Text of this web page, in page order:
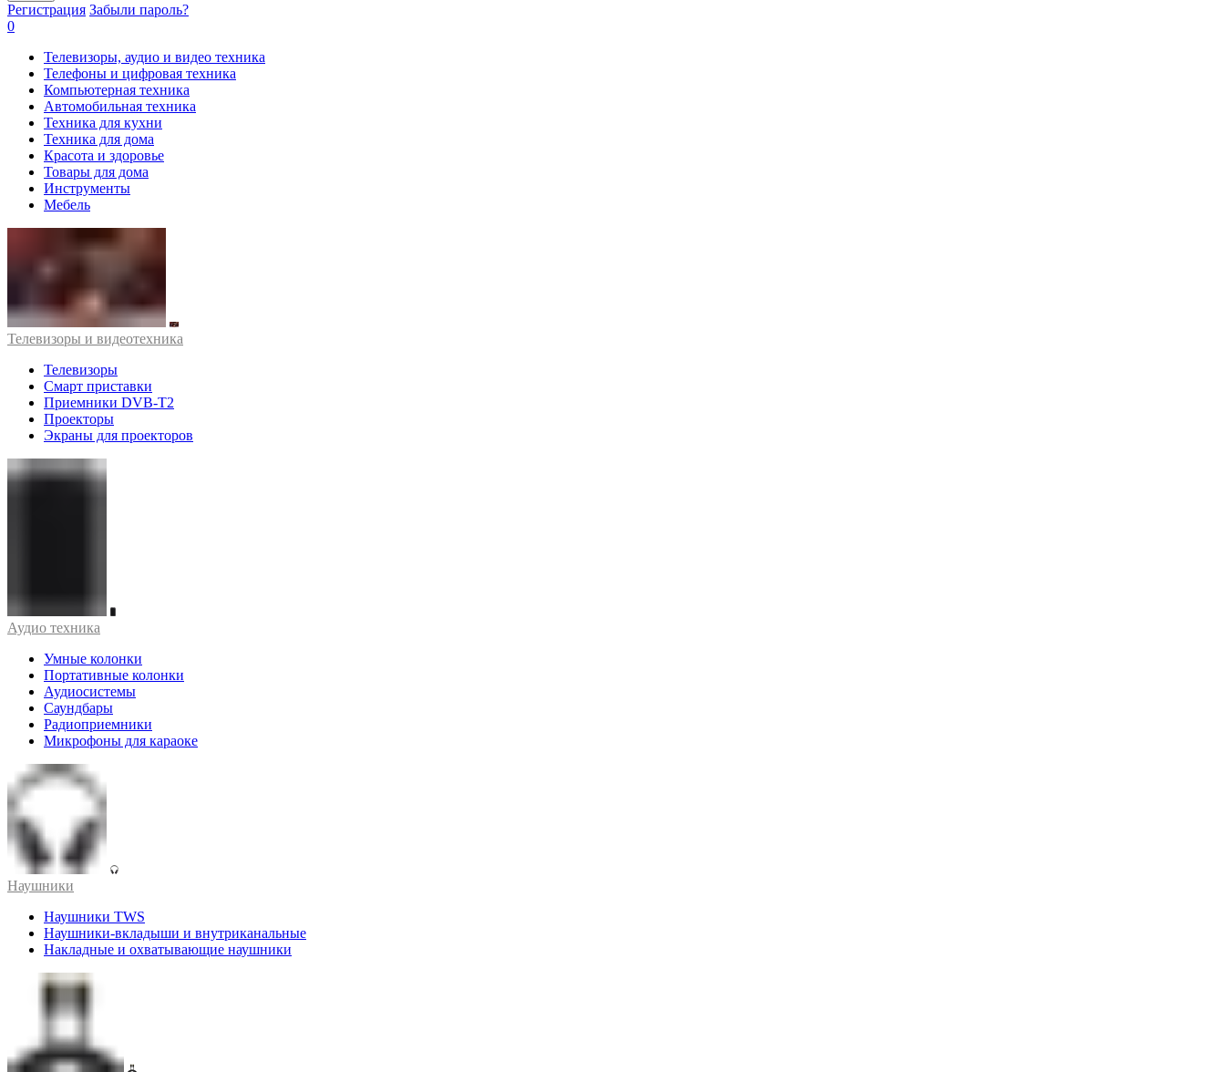
Регистрация Забыли пароль?
0
Телевизоры, аудио и видео техника
Телефоны и цифровая техника
Компьютерная техника
Автомобильная техника
Техника для кухни
Техника для дома
Красота и здоровье
Товары для дома
Инструменты
Мебель
Телевизоры и видеотехника
Телевизоры
Смарт приставки
Приемники DVB-T2
Проекторы
Экраны для проекторов
Аудио техника
Умные колонки
Портативные колонки
Аудиосистемы
Саундбары
Радиоприемники
Микрофоны для караоке
Наушники
Наушники TWS
Наушники-вкладыши и внутриканальные
Накладные и охватывающие наушники